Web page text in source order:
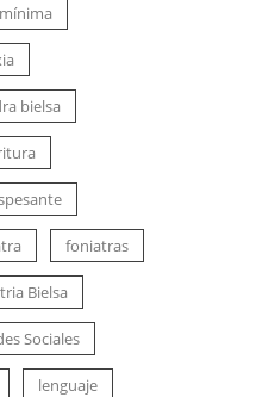
bielsa
foniatras
Bielsa
Sociales
lenguaje